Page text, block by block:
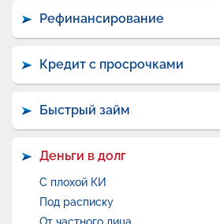
Рефинансирование
Кредит с просрочками
Быстрый займ
Деньги в долг
С плохой КИ
Под расписку